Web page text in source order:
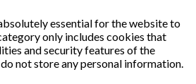
essential for the website to
only includes cookies that
and security features of the
not store any personal information.